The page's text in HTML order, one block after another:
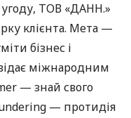
ТОВ «ДАНН.»
клієнта. Мета —
бізнес і
міжнародним
— знай свого
— протидія